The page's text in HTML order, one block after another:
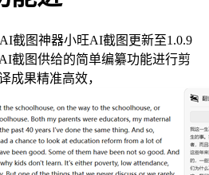
图神器小旺AI截图更新至1.0.9
截图供给的简单编纂功能进行剪
成果精准高效，